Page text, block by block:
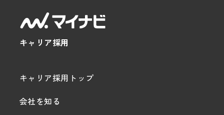
キャリア採用
キャリア採用トップ
会社を知る